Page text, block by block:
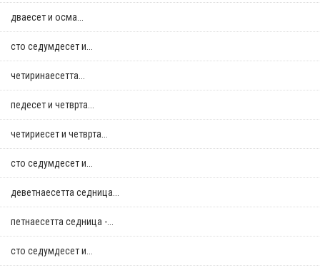
дваесет и осма...
сто седумдесет и...
четиринаесетта...
педесет и четврта...
четириесет и четврта...
сто седумдесет и...
деветнаесетта седница...
петнаесетта седница -...
сто седумдесет и...